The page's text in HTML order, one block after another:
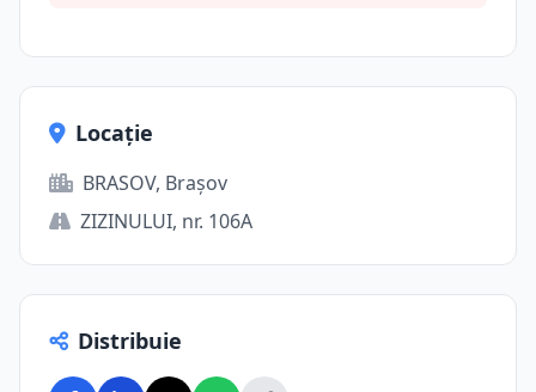
Locație
BRASOV, Brașov
ZIZINULUI, nr. 106A
Distribuie